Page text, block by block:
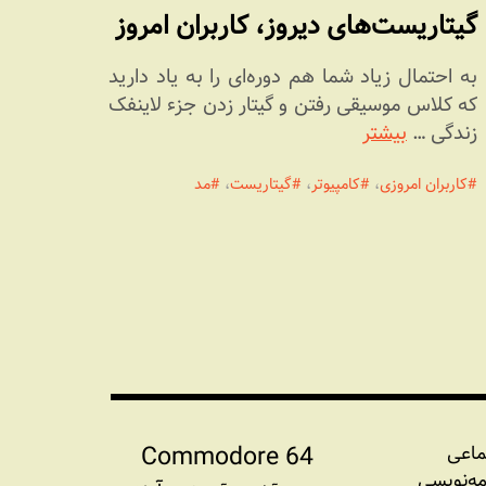
گیتاریست‌های دیروز، کاربران امروز
به احتمال زیاد شما هم دوره‌ای را به یاد دارید
که کلاس موسیقی رفتن و گیتار زدن جزء لاینفک
زندگی …بیشتر
کاربران امروزی، کامپیوتر، گیتاریست، مد
Commodore 64